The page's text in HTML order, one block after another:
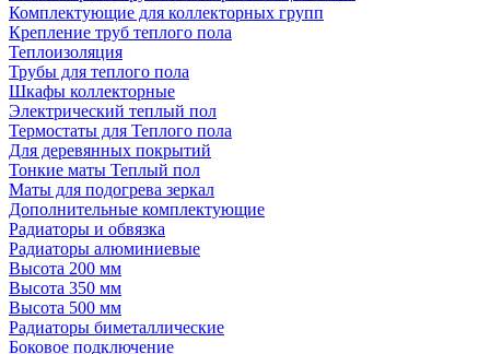
Комплектующие для коллекторных групп
Крепление труб теплого пола
Теплоизоляция
Трубы для теплого пола
Шкафы коллекторные
Электрический теплый пол
Термостаты для Теплого пола
Для деревянных покрытий
Тонкие маты Теплый пол
Маты для подогрева зеркал
Дополнительные комплектующие
Радиаторы и обвязка
Радиаторы алюминиевые
Высота 200 мм
Высота 350 мм
Высота 500 мм
Радиаторы биметаллические
Боковое подключение